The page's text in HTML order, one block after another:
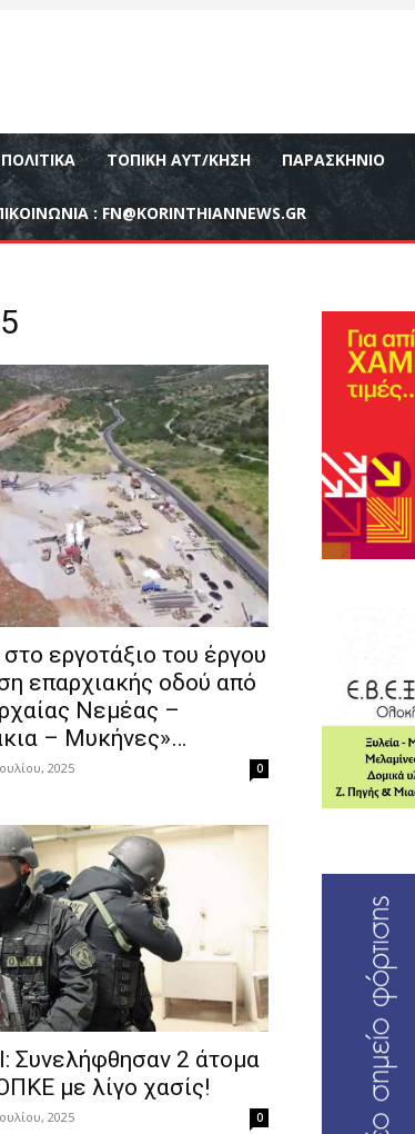
ΠΟΛΙΤΙΚΆ ΤΟΠΙΚΉ ΑΥΤ/ΚΗΣΗ ΠΑΡΑΣΚΉΝΙΟ
: FN@KORINTHIANNEWS.GR
εργοτάξιο του έργου
επαρχιακής οδού από
Νεμέας –
– Μυκήνες»…
2025 0
Συνελήφθησαν 2 άτομα
με λίγο χασίς!
2025 0